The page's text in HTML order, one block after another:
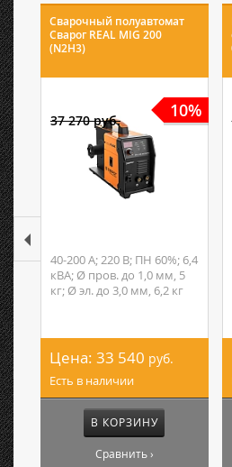
Сварочный полуавтомат
Сварог REAL MIG 200
(N2H3)
10%
37 270 руб.
40-200 А; 220 В; ПН 60%; 6,4
кВА; Ø пров. до 1,0 мм, 5
кг; Ø эл. до 3,0 мм, 6,2 кг
Цена: 33 540 руб.
Есть в наличии
В КОРЗИНУ
Сравнить ›